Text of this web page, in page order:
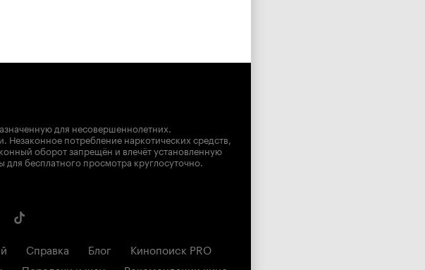
для несовершеннолетних.
потребление наркотических средств,
оборот запрещён и влечёт установленную
для бесплатного просмотра круглосуточно.
Справка Блог
Кинопоиск PRO